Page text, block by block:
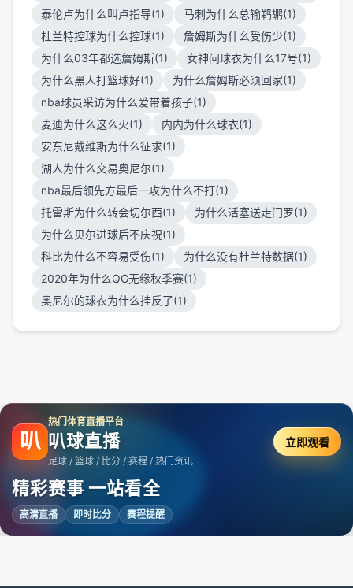
泰伦卢为什么叫卢指导(1)
马刺为什么总输鹈鹕(1)
杜兰特控球为什么控球(1)
詹姆斯为什么受伤少(1)
为什么03年都选詹姆斯(1)
女神问球衣为什么17号(1)
为什么黑人打篮球好(1)
为什么詹姆斯必须回家(1)
nba球员采访为什么爱带着孩子(1)
麦迪为什么这么火(1)
内内为什么球衣(1)
安东尼戴维斯为什么征求(1)
湖人为什么交易奥尼尔(1)
nba最后领先方最后一攻为什么不打(1)
托雷斯为什么转会切尔西(1)
为什么活塞送走门罗(1)
为什么贝尔进球后不庆祝(1)
科比为什么不容易受伤(1)
为什么没有杜兰特数据(1)
2020年为什么QG无缘秋季赛(1)
奥尼尔的球衣为什么挂反了(1)
叭
热门体育直播平台
叭球直播
足球 / 篮球 / 比分 / 赛程 / 热门资讯
精彩赛事 一站看全
高清直播 即时比分 赛程提醒
立即观看